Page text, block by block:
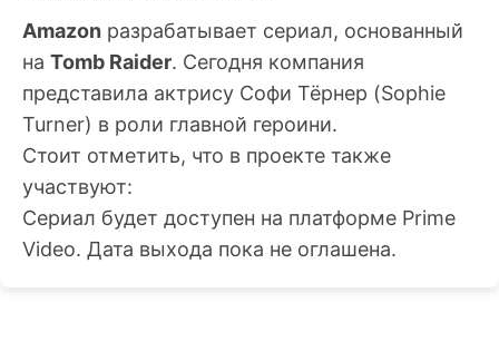
Amazon разрабатывает сериал, основанный
на Tomb Raider. Сегодня компания
представила актрису Софи Тёрнер (Sophie
Turner) в роли главной героини.
Стоит отметить, что в проекте также
участвуют:
Сериал будет доступен на платформе Prime
Video. Дата выхода пока не оглашена.